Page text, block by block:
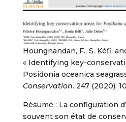
Houngnandan, F., S. Kéfi,
« Identifying key-
Posidonia oceanica
Conservation. 247 (2020):
Résumé : La configuration
souvent son état de